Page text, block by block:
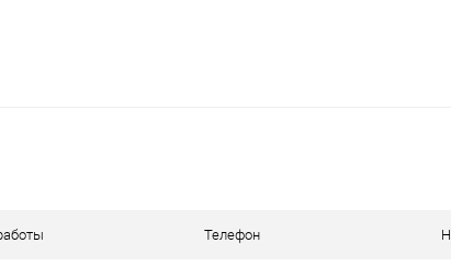
Телефон